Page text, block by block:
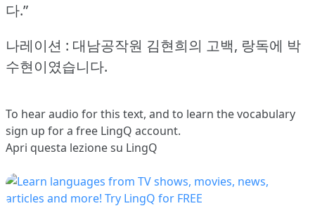
다.”
나레이션 : 대남공작원 김현희의 고백, 랑독에 박
수현이였습니다.
To hear audio for this text, and to learn the vocabulary
sign up for a free LingQ account.
Apri questa lezione su LingQ